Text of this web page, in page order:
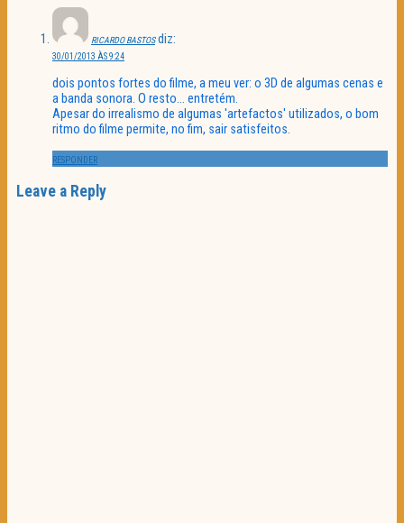
RICARDO BASTOS diz:
30/01/2013 ÀS 9:24
dois pontos fortes do filme, a meu ver: o 3D de algumas cenas e
a banda sonora. O resto… entretém.
Apesar do irrealismo de algumas 'artefactos' utilizados, o bom
ritmo do filme permite, no fim, sair satisfeitos.
RESPONDER
Leave a Reply